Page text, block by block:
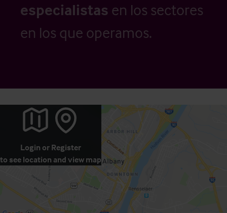
especialistas en los sectores
en los que operamos.
Login or Register
to see location and view map